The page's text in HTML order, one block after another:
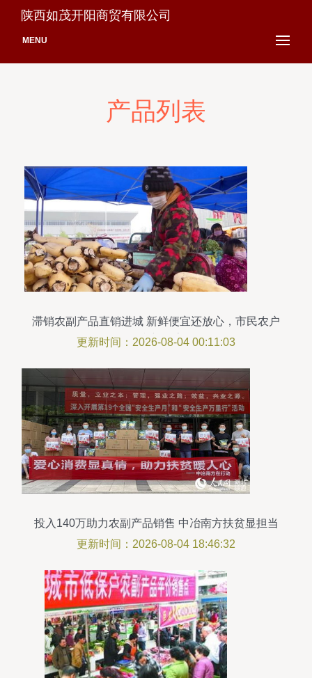
陕西如茂开阳商贸有限公司
MENU
产品列表
滞销农副产品直销进城 新鲜便宜还放心，市民农户
双赢新探索
更新时间：2026-08-04 00:11:03
投入140万助力农副产品销售 中冶南方扶贫显担当
更新时间：2026-08-04 18:46:32